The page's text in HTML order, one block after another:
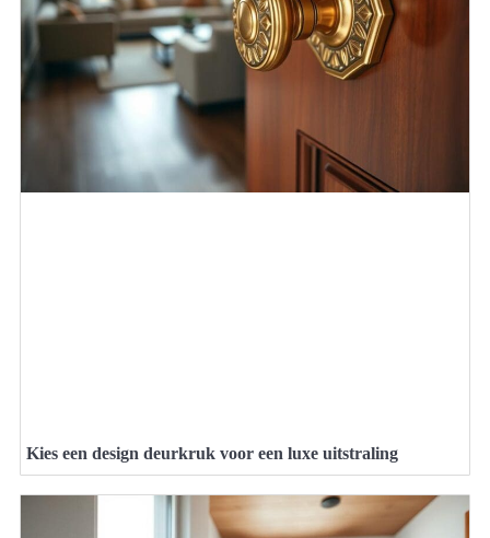
Kies een design deurkruk voor een luxe uitstraling